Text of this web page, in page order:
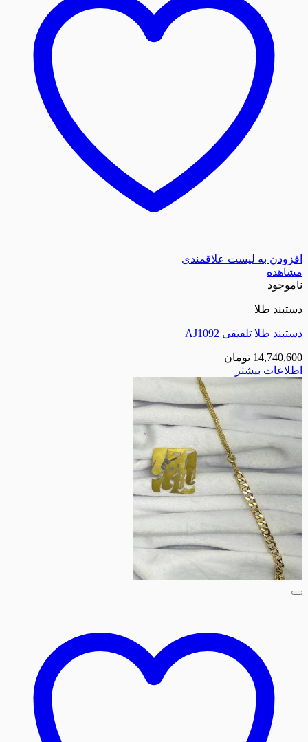
افزودن به لیست علاقمندی
مشاهده
ناموجود
دستبند طلا
دستبند طلا تلفیقی AJ1092
14,740,600 تومان
اطلاعات بیشتر